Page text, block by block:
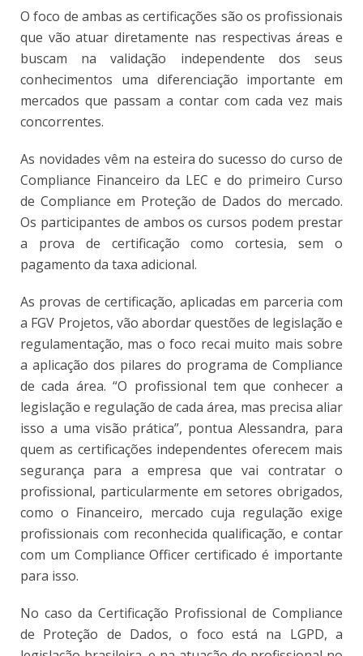
O foco de ambas as certificações são os profissionais
que vão atuar diretamente nas respectivas áreas e
buscam na validação independente dos seus
conhecimentos uma diferenciação importante em
mercados que passam a contar com cada vez mais
concorrentes.
As novidades vêm na esteira do sucesso do curso de
Compliance Financeiro da LEC e do primeiro Curso
de Compliance em Proteção de Dados do mercado.
Os participantes de ambos os cursos podem prestar
a prova de certificação como cortesia, sem o
pagamento da taxa adicional.
As provas de certificação, aplicadas em parceria com
a FGV Projetos, vão abordar questões de legislação e
regulamentação, mas o foco recai muito mais sobre
a aplicação dos pilares do programa de Compliance
de cada área. “O profissional tem que conhecer a
legislação e regulação de cada área, mas precisa aliar
isso a uma visão prática”, pontua Alessandra, para
quem as certificações independentes oferecem mais
segurança para a empresa que vai contratar o
profissional, particularmente em setores obrigados,
como o Financeiro, mercado cuja regulação exige
profissionais com reconhecida qualificação, e contar
com um Compliance Officer certificado é importante
para isso.
No caso da Certificação Profissional de Compliance
de Proteção de Dados, o foco está na LGPD, a